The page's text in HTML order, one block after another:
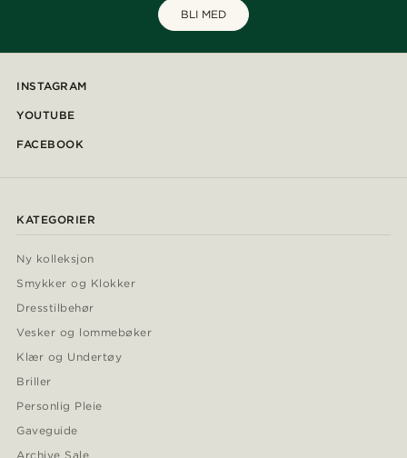
BLI MED
INSTAGRAM
YOUTUBE
FACEBOOK
KATEGORIER
Ny kolleksjon
Smykker og Klokker
Dresstilbehør
Vesker og lommebøker
Klær og Undertøy
Briller
Personlig Pleie
Gaveguide
Archive Sale